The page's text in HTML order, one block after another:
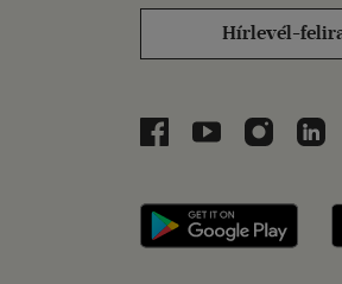
Hírlevél-
Libri a Facebookon
Libri aLibri az